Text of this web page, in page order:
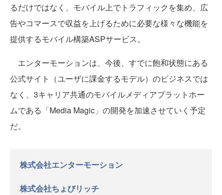
るだけではなく、モバイル上でトラフィックを集め、広
告やコマースで収益を上げるために必要な様々な機能を
提供するモバイル構築ASPサービス。
エンターモーションは、今後、すでに飽和状態にある
公式サイト（ユーザに課金するモデル）のビジネスでは
なく、3キャリア共通のモバイルメディアプラットホー
ムである「Media Magic」の開発を加速させていく予定
だ。
株式会社エンターモーション
株式会社ちょびリッチ